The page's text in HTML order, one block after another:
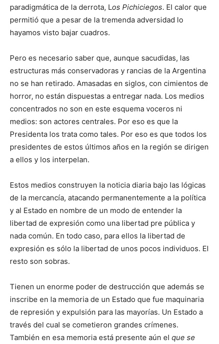
paradigmática de la derrota, Los Pichiciegos. El calor que
permitió que a pesar de la tremenda adversidad lo
hayamos visto bajar cuadros.
Pero es necesario saber que, aunque sacudidas, las
estructuras más conservadoras y rancias de la Argentina
no se han retirado. Amasadas en siglos, con cimientos de
horror, no están dispuestas a entregar nada. Los medios
concentrados no son en este esquema voceros ni
medios: son actores centrales. Por eso es que la
Presidenta los trata como tales. Por eso es que todos los
presidentes de estos últimos años en la región se dirigen
a ellos y los interpelan.
Estos medios construyen la noticia diaria bajo las lógicas
de la mercancía, atacando permanentemente a la política
y al Estado en nombre de un modo de entender la
libertad de expresión como una libertad pre pública y
nada común. En todo caso, para ellos la libertad de
expresión es sólo la libertad de unos pocos individuos. El
resto son sobras.
Tienen un enorme poder de destrucción que además se
inscribe en la memoria de un Estado que fue maquinaria
de represión y expulsión para las mayorías. Un Estado a
través del cual se cometieron grandes crímenes.
También en esa memoria está presente aún el que se